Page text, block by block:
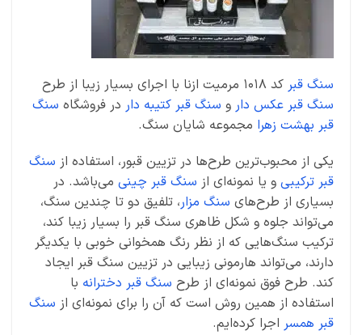
سنگ قبرکد 1018 مرمیت ازنا با اجرای بسیار زیبا از طرح
سنگ قبر عکس دارو سنگ قبر کتیبه داردر فروشگاهسنگ
قبر بهشت زهرامجموعه شایان سنگ.
یکی از محبوب‌ترین طرح‌ها در تزیین قبور، استفاده از سنگ
قبر ترکیبیو یا نمونه‌ای از سنگ قبر چینیمی‌باشد. در
بسیاری از طرح‌هایسنگ مزار
، تلفیق دو تا چندین سنگ‌‎،
می‌تواند جلوه و شکل ظاهری سنگ قبر را بسیار زیبا کند،
ترکیب سنگ‌هایی که از نظر رنگ همخوانی خوبی با یکدیگر
دارند، می‌تواند هارمونی زیبایی در تزیین سنگ قبر ایجاد
کند. طرح فوق نمونه‌ای از طرحسنگ قبر دخترانهبا
استفاده از همین روش است که آن را برای نمونه‌ای از سنگ
قبر همسراجرا کرده‌ایم.